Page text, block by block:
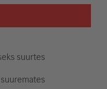
suurtes